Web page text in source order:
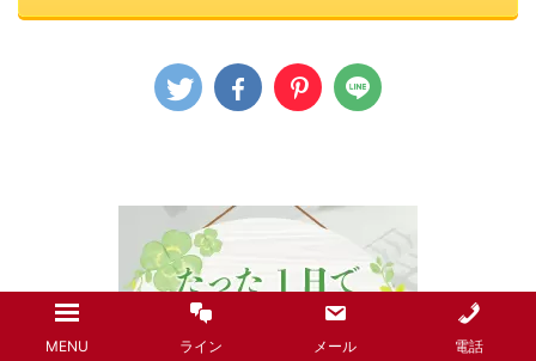
MENU ライン メール 電話